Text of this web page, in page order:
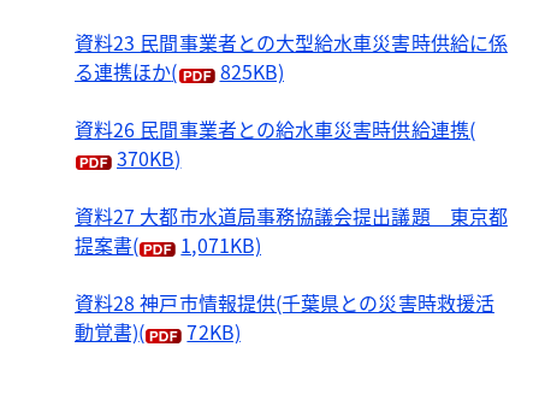
資料23 民間事業者との大型給水車災害時供給に係
る連携ほか(
825KB)
資料26 民間事業者との給水車災害時供給連携(
370KB)
資料27 大都市水道局事務協議会提出議題 東京都
提案書(
1,071KB)
資料28 神戸市情報提供(千葉県との災害時救援活
動覚書)( 72KB)